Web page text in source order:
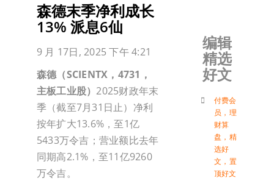
森德末季净利成长
13% 派息6仙
9 月 17日, 2025 下午 4:21
森德（SCIENTX ， 4731 ，
主板工业股）2025财政年末
季（截至7月31日止）净利
按年扩大13.6%，至1亿
5433万令吉；营业额比去年
同期高2.1%，至11亿9260
万令吉。
编辑
精选
好文
付费会
员 ， 理
财算
盘 ， 精
选好
文 ， 置
顶好文